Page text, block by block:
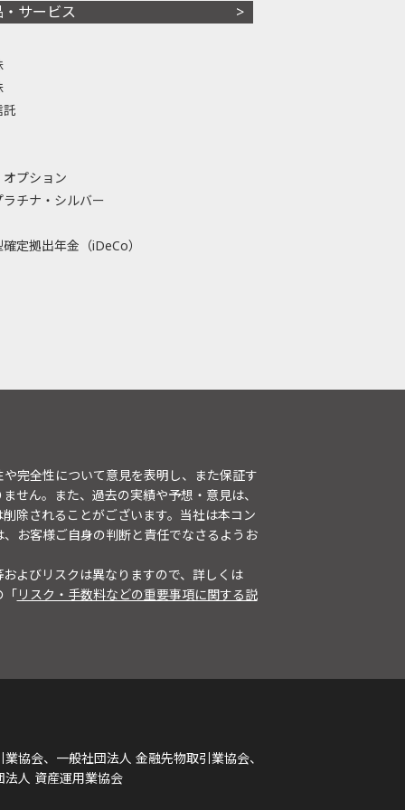
・サービス
託
プション
ラチナ・シルバー
定拠出年金（iDeCo）
完全性について意見を表明し、また保証す
せん。また、過去の実績や予想・意見は、
除されることがございます。当社は本コン
お客様ご自身の判断と責任でなさるようお
よびリスクは異なりますので、詳しくは
「リスク・手数料などの重要事項に関する説
協会、一般社団法人 金融先物取引業協会、
人 資産運用業協会